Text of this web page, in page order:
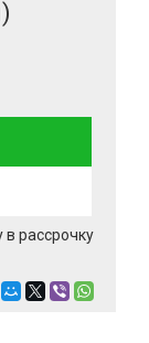
рассрочку